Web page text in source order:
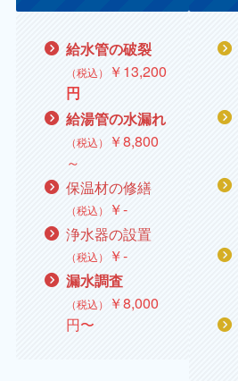
給水管の破裂
（税込） ￥13,200
円
給湯管の水漏れ
（税込） ￥8,800
～
保温材の修繕
（税込）
￥‐
浄水器の設置
（税込） ￥‐
漏水調査
（税込）
￥8,000
円〜